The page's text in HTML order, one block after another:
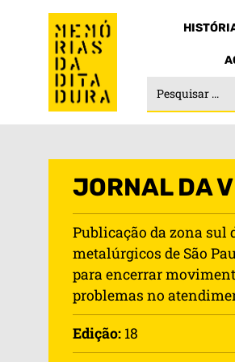
JORNAL DA
Publicação da zona sul
metalúrgicos de São
para encerrar
problemas no
Edição: 18